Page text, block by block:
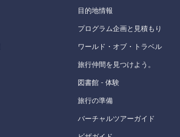
目的地情報
プログラム企画と見積もり
ワールド・オブ・トラベル
旅行仲間を見つけよう。
図書館 - 体験
旅行の準備
バーチャルツアーガイド